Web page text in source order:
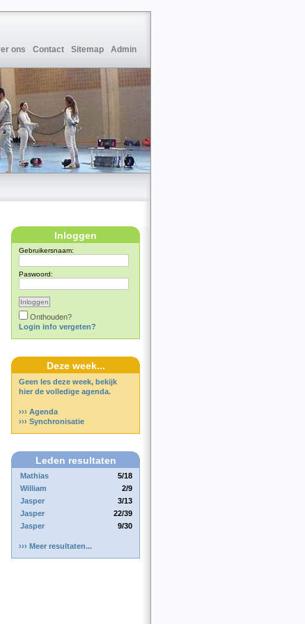
ons Contact Sitemap Admin
Inloggen
Gebruikersnaam:
Paswoord:
Onthouden?
Login info vergeten?
Deze week...
Geen les deze week, bekijk
hier de volledige agenda.
››› Agenda
››› Synchronisatie
Leden resultaten
5/18
Mathias
2/9
William
3/13
Jasper
22/39
Jasper
9/30
Jasper
››› Meer resultaten...